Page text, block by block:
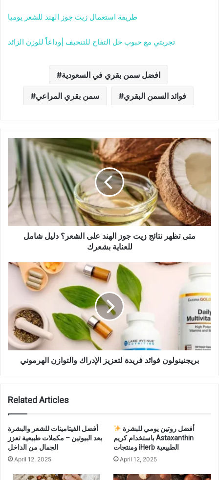
طريقة استعمال زيت جوز الهند للشعر يوميا
تجربتي مع حبوب خل التفاح للتنحيف |وداعاً للوزن الزائد
افضل سمن بقري في السعودية
سمن بقري المراعي فوائد السمن البقري
متى تظهر نتائج زيت جوز الهند على الشعر؟ دليل شامل
للعناية بشعرك
بريجنينولون فوائد فريدة لتعزيز الإدراك والتوازن الهرموني
Related Articles
أفضل الفيتامينات للشعر والبشرة
بعد البيوتين – مكملات طبيعية تعزز
الجمال من الداخل
April 12, 2025
باستخدام كريم Astaxanthin
ومنتجات iHerb الطبيعية
April 12, 2025